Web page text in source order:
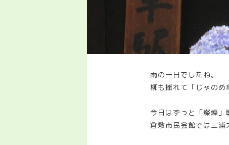
雨の一日でしたね。
柳も揺れて「じゃのめ
今日はずっと「燦燦」
倉敷市民会館では三浦